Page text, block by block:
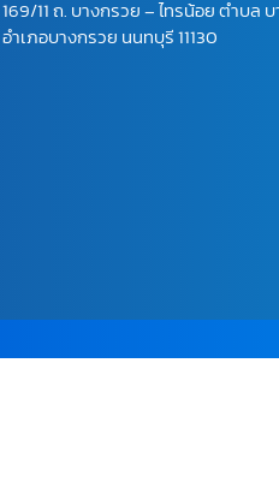
169/11 ถ. บางกรวย – ไทรน้อย ตำบล
อำเภอบางกรวย นนทบุรี 11130